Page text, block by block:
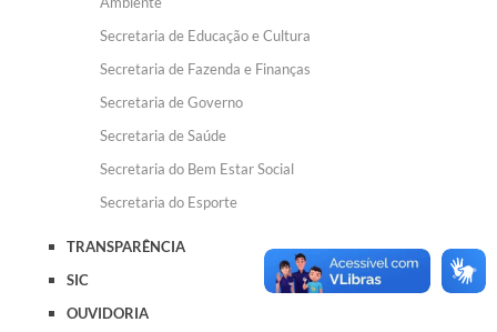
Secretaria de Educação e Cultura
Secretaria de Fazenda e Finanças
Secretaria de Governo
Secretaria de Saúde
Secretaria do Bem Estar Social
Secretaria do Esporte
TRANSPARÊNCIA
SIC
OUVIDORIA